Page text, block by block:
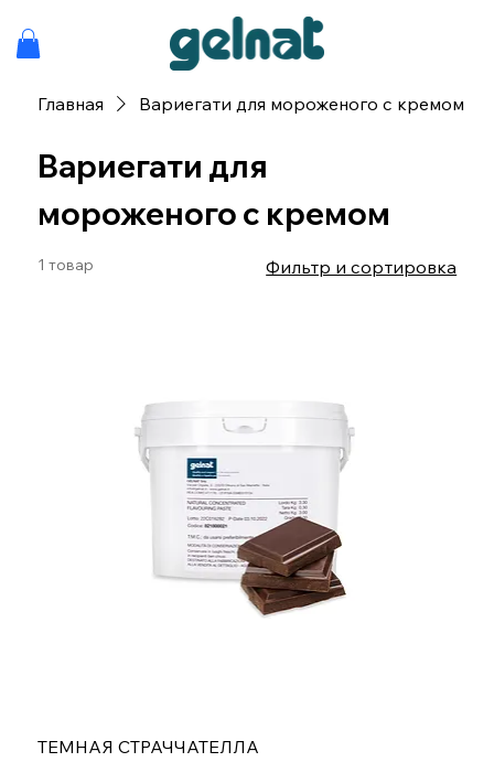
Главная Вариегати для мороженого с кремом
Вариегати для
мороженого с кремом
1 товар Фильтр и сортировка
ТЕМНАЯ СТРАЧЧАТЕЛЛА